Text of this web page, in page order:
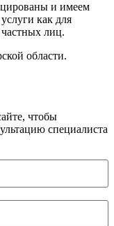
и имеем
как для
лиц.
области.
чтобы
специалиста